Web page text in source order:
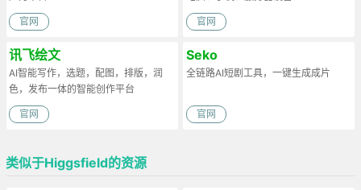
官网 官网
讯飞绘文
AI智能写作，选题，配图，排版，润
色，发布一体的智能创作平台
官网
Seko
全链路AI短剧工具，一键生成成片
官网
类似于Higgsfield的资源